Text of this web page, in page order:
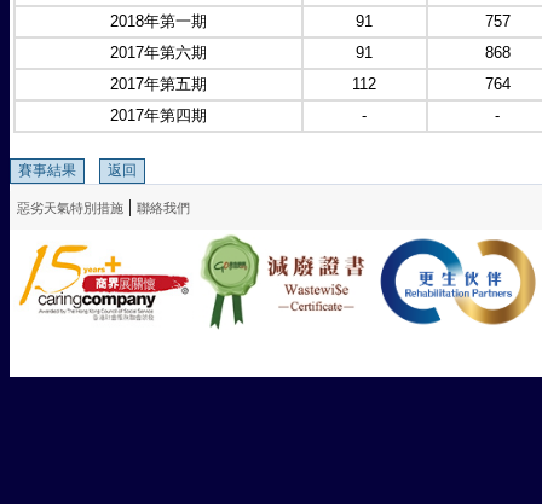
2018年第一期
91
757
2017年第六期
91
868
2017年第五期
112
764
2017年第四期
- -